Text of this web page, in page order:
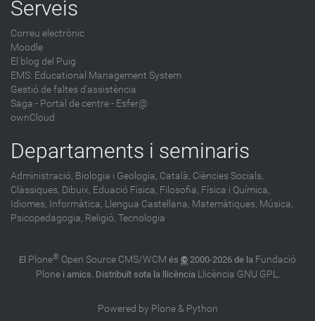
Serveis
Correu electrònic
Moodle
El blog del Puig
EMS: Educational Management System
Gestió de faltes d'assistència
Saga - Portal de centre - Esfer@
ownCloud
Departaments i seminaris
Administració, Biologia i Geologia, Català, Ciències Socials,
Clàssiques, Dibuix, Eduació Física, Filosofia, Física i Química,
Idiomes, Informàtica, Llengua Castellana, Matemàtiques, Música,
Psicopedagogia, Religió, Tecnologia
El Plone® Open Source CMS/WCM és © 2000-2026 de la Fundació
Plonei amics. Distribuït sota la llicència Llicència GNU GPL.
Powered by Plone & Python